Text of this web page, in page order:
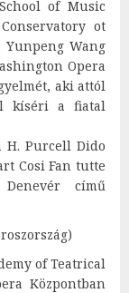
of Music
ot
Wang
Opera
aki attól
kíséri a fiatal
H. Purcell Dido
Cosi Fan tutte
című
of Teatrical
Központban